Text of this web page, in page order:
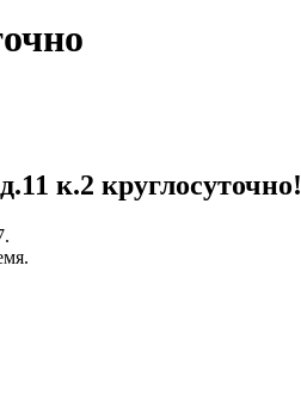
к.2 круглосуточно!